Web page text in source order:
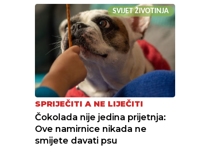
SVIJET ŽIVOTINJA
SPRIJEČITI A NE LIJEČITI
Čokolada nije jedina prijetnja:
Ove namirnice nikada ne
smijete davati psu